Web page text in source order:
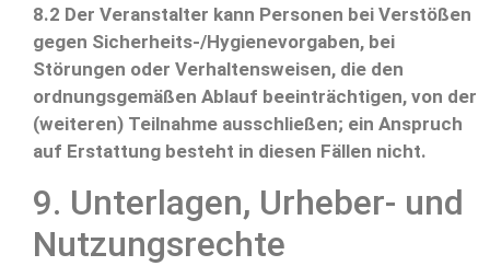
8.2 Der Veranstalter kann Personen bei Verstößen
gegen Sicherheits-/Hygienevorgaben, bei
Störungen oder Verhaltensweisen, die den
ordnungsgemäßen Ablauf beeinträchtigen, von der
(weiteren) Teilnahme ausschließen; ein Anspruch
auf Erstattung besteht in diesen Fällen nicht.
9. Unterlagen, Urheber- und
Nutzungsrechte